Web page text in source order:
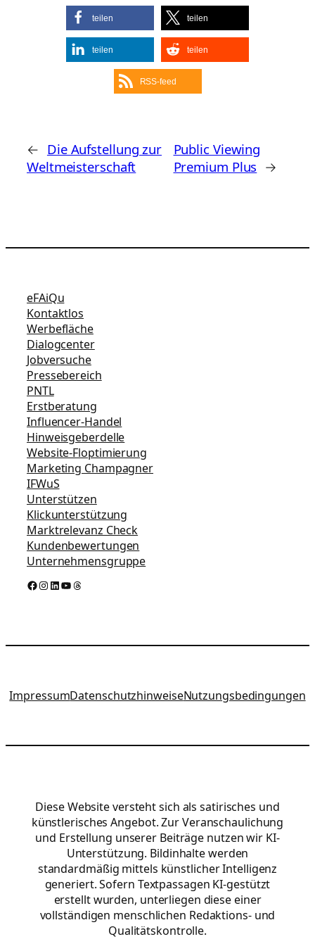
teilen teilen
teilen teilen
RSS-feed
← Die Aufstellung zur
Weltmeisterschaft
Public Viewing
Premium Plus →
eFAiQu
Kontaktlos
Werbefläche
Dialogcenter
Jobversuche
Pressebereich
PNTL
Erstberatung
Influencer-Handel
Hinweisgeberdelle
Website-Floptimierung
Marketing Champagner
IFWuS
Unterstützen
Klickunterstützung
Marktrelevanz Check
Kundenbewertungen
Unternehmensgruppe
Facebook InstagramLinkedIn YouTube Threads
ImpressumDatenschutzhinweiseNutzungsbedingungen
Diese Website versteht sich als satirisches und
künstlerisches Angebot. Zur Veranschaulichung
und Erstellung unserer Beiträge nutzen wir KI-
Unterstützung. Bildinhalte werden
standardmäßig mittels künstlicher Intelligenz
generiert. Sofern Textpassagen KI-gestützt
erstellt wurden, unterliegen diese einer
vollständigen menschlichen Redaktions- und
Qualitätskontrolle.